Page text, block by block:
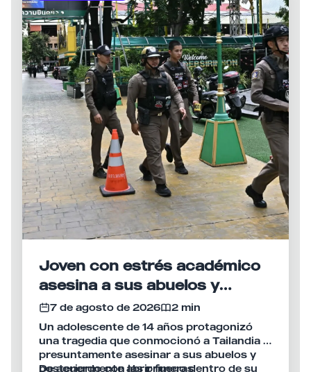
Joven con estrés académico
asesina a sus abuelos y
desata tiroteo en escuela de
Tailandia
7 de agosto de 2026
2 min
Un adolescente de 14 años protagonizó
una tragedia que conmocionó a Tailandia al
presuntamente asesinar a sus abuelos y
posteriormente abrir fuego dentro de su
De acuerdo con las primeras